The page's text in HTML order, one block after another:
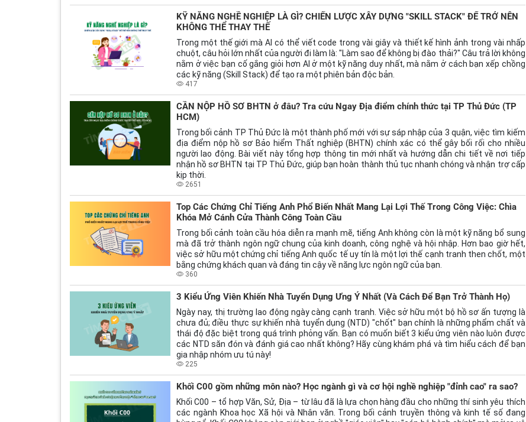
KỸ NĂNG NGHỀ NGHIỆP LÀ GÌ? CHIẾN LƯỢC XÂY DỰNG "SKILL STACK" ĐỂ TRỞ NÊN
KHÔNG THỂ THAY THẾ
Trong một thế giới mà AI có thể viết code trong vài giây và thiết kế hình ảnh trong vài nhấp
chuột, câu hỏi lớn nhất của người đi làm là: "Làm sao để không bị đào thải?" Câu trả lời không
nằm ở việc bạn cố gắng giỏi hơn AI ở một kỹ năng duy nhất, mà nằm ở cách bạn xếp chồng
các kỹ năng (Skill Stack) để tạo ra một phiên bản độc bản.
417
CẦN NỘP HỒ SƠ BHTN ở đâu? Tra cứu Ngay Địa điểm chính thức tại TP Thủ Đức (TP
HCM)
Trong bối cảnh TP Thủ Đức là một thành phố mới với sự sáp nhập của 3 quận, việc tìm kiếm
địa điểm nộp hồ sơ Bảo hiểm Thất nghiệp (BHTN) chính xác có thể gây bối rối cho nhiều
người lao động. Bài viết này tổng hợp thông tin mới nhất và hướng dẫn chi tiết về nơi tiếp
nhận hồ sơ BHTN tại TP Thủ Đức, giúp bạn hoàn thành thủ tục nhanh chóng và nhận trợ cấp
kịp thời.
2651
Top Các Chứng Chỉ Tiếng Anh Phổ Biến Nhất Mang Lại Lợi Thế Trong Công Việc: Chìa
Khóa Mở Cánh Cửa Thành Công Toàn Cầu
Trong bối cảnh toàn cầu hóa diễn ra mạnh mẽ, tiếng Anh không còn là một kỹ năng bổ sung
mà đã trở thành ngôn ngữ chung của kinh doanh, công nghệ và hội nhập. Hơn bao giờ hết,
việc sở hữu một chứng chỉ tiếng Anh quốc tế uy tín là một lợi thế cạnh tranh then chốt, một
bằng chứng khách quan và đáng tin cậy về năng lực ngôn ngữ của bạn.
360
3 Kiểu Ứng Viên Khiến Nhà Tuyển Dụng Ưng Ý Nhất (Và Cách Để Bạn Trở Thành Họ)
Ngày nay, thị trường lao động ngày càng cạnh tranh. Việc sở hữu một bộ hồ sơ ấn tượng là
chưa đủ; điều thực sự khiến nhà tuyển dụng (NTD) "chốt" bạn chính là những phẩm chất và
thái độ đặc biệt trong quá trình phỏng vấn. Bạn có muốn biết 3 kiểu ứng viên nào luôn được
các NTD săn đón và đánh giá cao nhất không? Hãy cùng khám phá và tìm hiểu cách để bạn
gia nhập nhóm ưu tú này!
225
Khối C00 gồm những môn nào? Học ngành gì và cơ hội nghề nghiệp "đỉnh cao" ra sao?
Khối C00 – tổ hợp Văn, Sử, Địa – từ lâu đã là lựa chọn hàng đầu cho những thí sinh yêu thích
các ngành Khoa học Xã hội và Nhân văn. Trong bối cảnh truyền thông và kinh tế số đang